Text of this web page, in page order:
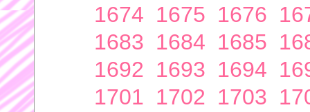
1674 1675 1676
1683 1684 1685
1692 1693 1694
1701 1702 1703